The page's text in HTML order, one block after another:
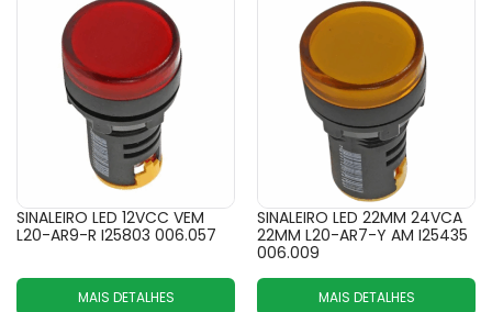
SINALEIRO LED 12VCC VEM
L20-AR9-R I25803 006.057
MAIS DETALHES
SINALEIRO LED 22MM 24VCA
22MM L20-AR7-Y AM I25435
006.009
MAIS DETALHES